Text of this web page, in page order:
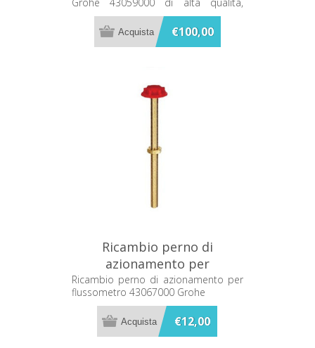
compatibile e resistente, ideale per il
ripristino della funzionalità del tuo
flussometro.
€100,00
Ricambio perno di
azionamento per
flussometro 43067000
Grohe
Ricambio perno di azionamento per
flussometro 43067000 Grohe
€12,00